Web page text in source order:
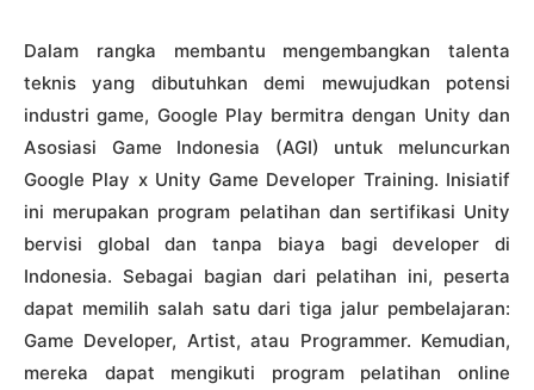
Dalam rangka membantu mengembangkan talenta
teknis yang dibutuhkan demi mewujudkan potensi
industri game, Google Play bermitra dengan Unity dan
Asosiasi Game Indonesia (AGI) untuk meluncurkan
Google Play x Unity Game Developer Training. Inisiatif
ini merupakan program pelatihan dan sertifikasi Unity
bervisi global dan tanpa biaya bagi developer di
Indonesia. Sebagai bagian dari pelatihan ini, peserta
dapat memilih salah satu dari tiga jalur pembelajaran:
Game Developer, Artist, atau Programmer. Kemudian,
mereka dapat mengikuti program pelatihan online